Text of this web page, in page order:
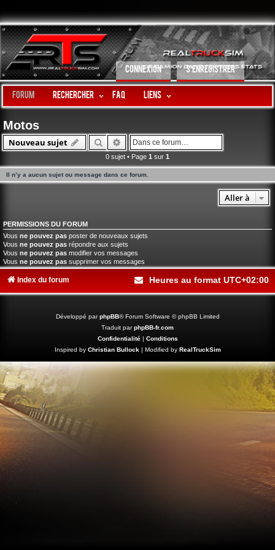
CONNEXION S’ENREGISTRER
Forum Rechercher FAQ LIENS
Motos
Nouveau sujet RechercherRecherche avancée
0 sujet • Page 1 sur 1
Il n’y a aucun sujet ou message dans ce forum.
Aller à
PERMISSIONS DU FORUM
Vous ne pouvez pas poster de nouveaux sujets
Vous ne pouvez pas répondre aux sujets
Vous ne pouvez pas modifier vos messages
Vous ne pouvez pas supprimer vos messages
Index du forum Heures au format UTC+02:00
Développé parphpBB® Forum Software © phpBB Limited
Traduit parphpBB-fr.com
Confidentialité| Conditions
Inspired by Christian Bullock| Modified by RealTruckSim